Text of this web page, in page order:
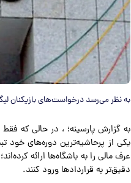
به نظر می‌رسد درخواست‌های بازیکنان
یکی از پرحاشیه‌ترین دوره‌های خود
عرف مالی را به باشگاه‌ها ارائه
دقیق‌تر به قراردادها ورود کنند.